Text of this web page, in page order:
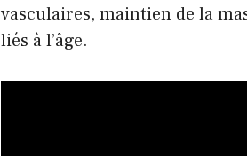
vasculaires, maintien de la
liés à l’âge.